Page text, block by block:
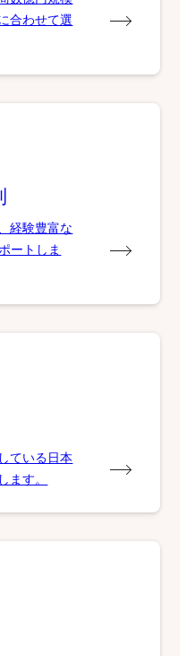
合わせて選
経験豊富な
ートしま
ている日本
ます。